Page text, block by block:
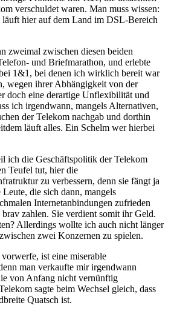
verschuldet waren. Man muss wissen:
läuft hier auf dem Land im DSL-Bereich
zweimal zwischen diesen beiden
und Briefmarathon, und erlebte
1&1, bei denen ich wirklich bereit war
wegen ihrer Abhängigkeit von der
doch eine derartige Unflexibilität und
ich irgendwann, mangels Alternativen,
der Telekom nachgab und dorthin
läuft alles. Ein Schelm wer hierbei
ich die Geschäftspolitik der Telekom
Teufel tut, hier die
zu verbessern, denn sie fängt ja
die sich dann, mangels
Internetanbindungen zufrieden
brav zahlen. Sie verdient somit ihr Geld.
Allerdings wollte ich auch nicht länger
zwei Konzernen zu spielen.
ist eine miserable
man verkaufte mir irgendwann
von Anfang nicht vernünftig
sagte beim Wechsel gleich, dass
Quatsch ist.